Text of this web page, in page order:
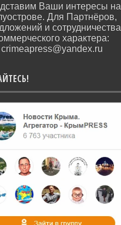
Ваши интересы на
Для Партнёров,
и сотрудничества
характера:
crimeapress@yandex.ru